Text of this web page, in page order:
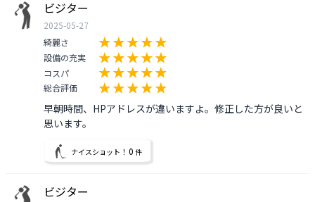
ビジター
2025-05-27
綺麗さ
設備の充実
コスパ
総合評価
早朝時間、HPアドレスが違いますよ。修正した方が良いと
思います。
ナイスショット！ 0 件
ビジター